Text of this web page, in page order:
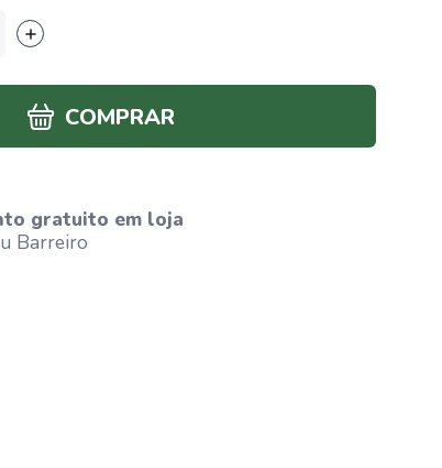
COMPRAR
gratuito em loja
Barreiro